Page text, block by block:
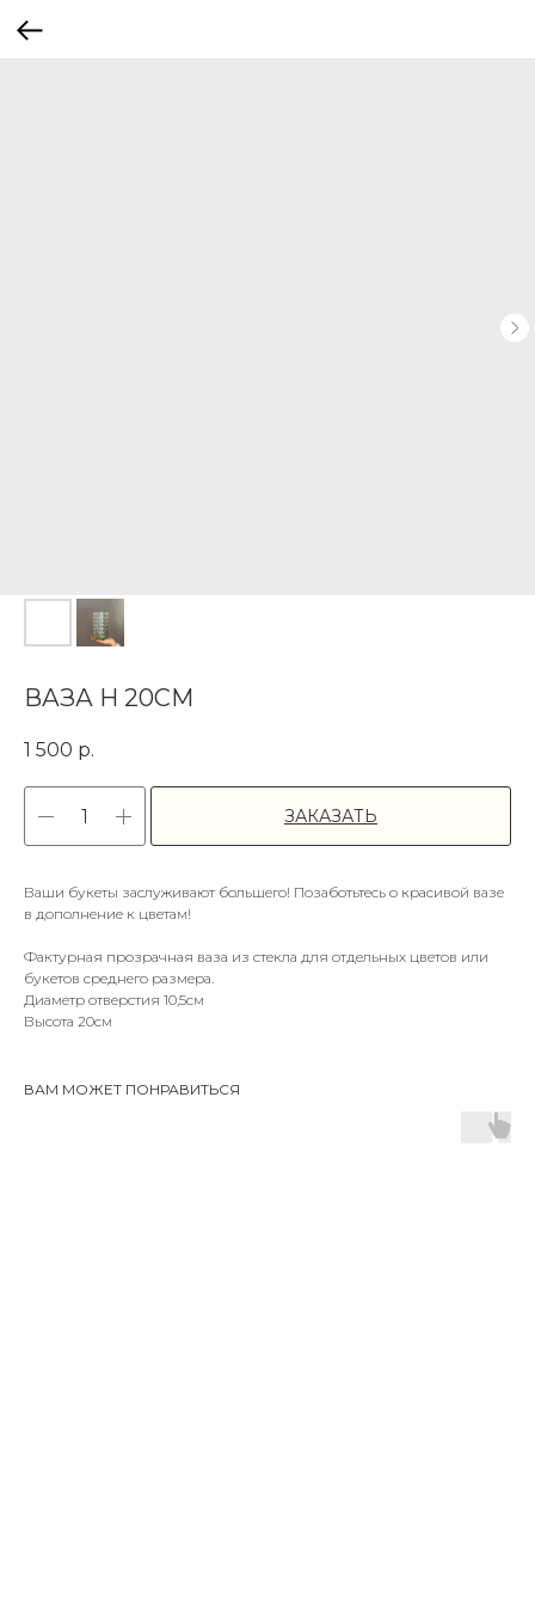
ВАЗА H 20СМ
1 500 р.
ЗАКАЗАТЬ
Ваши букеты заслуживают большего! Позаботьтесь о красивой вазе
в дополнение к цветам!
Фактурная прозрачная ваза из стекла для отдельных цветов или
букетов среднего размера.
Диаметр отверстия 10,5см
Высота 20см
ВАМ МОЖЕТ ПОНРАВИТЬСЯ